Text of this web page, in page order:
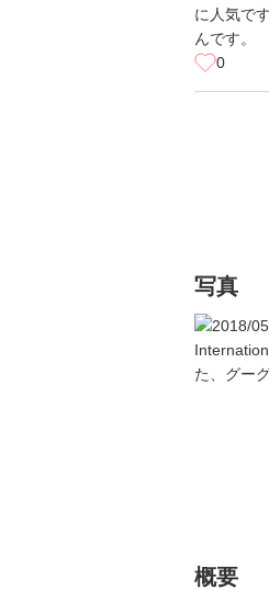
に人気で
んです。
0
写真
概要